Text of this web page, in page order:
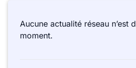
Aucune actualité réseau n’est
moment.